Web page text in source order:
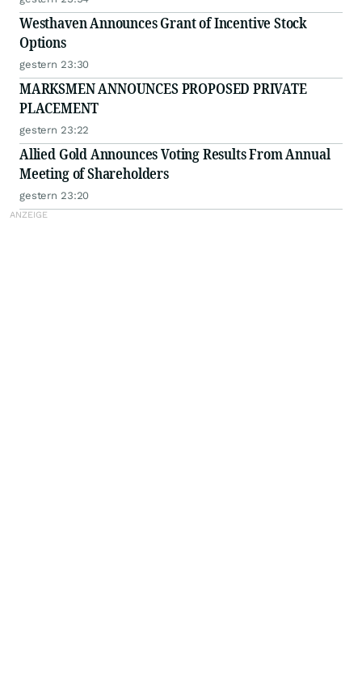
Westhaven Announces Grant of Incentive Stock
Options
gestern 23:30
MARKSMEN ANNOUNCES PROPOSED PRIVATE
PLACEMENT
gestern 23:22
Allied Gold Announces Voting Results From Annual
Meeting of Shareholders
gestern 23:20